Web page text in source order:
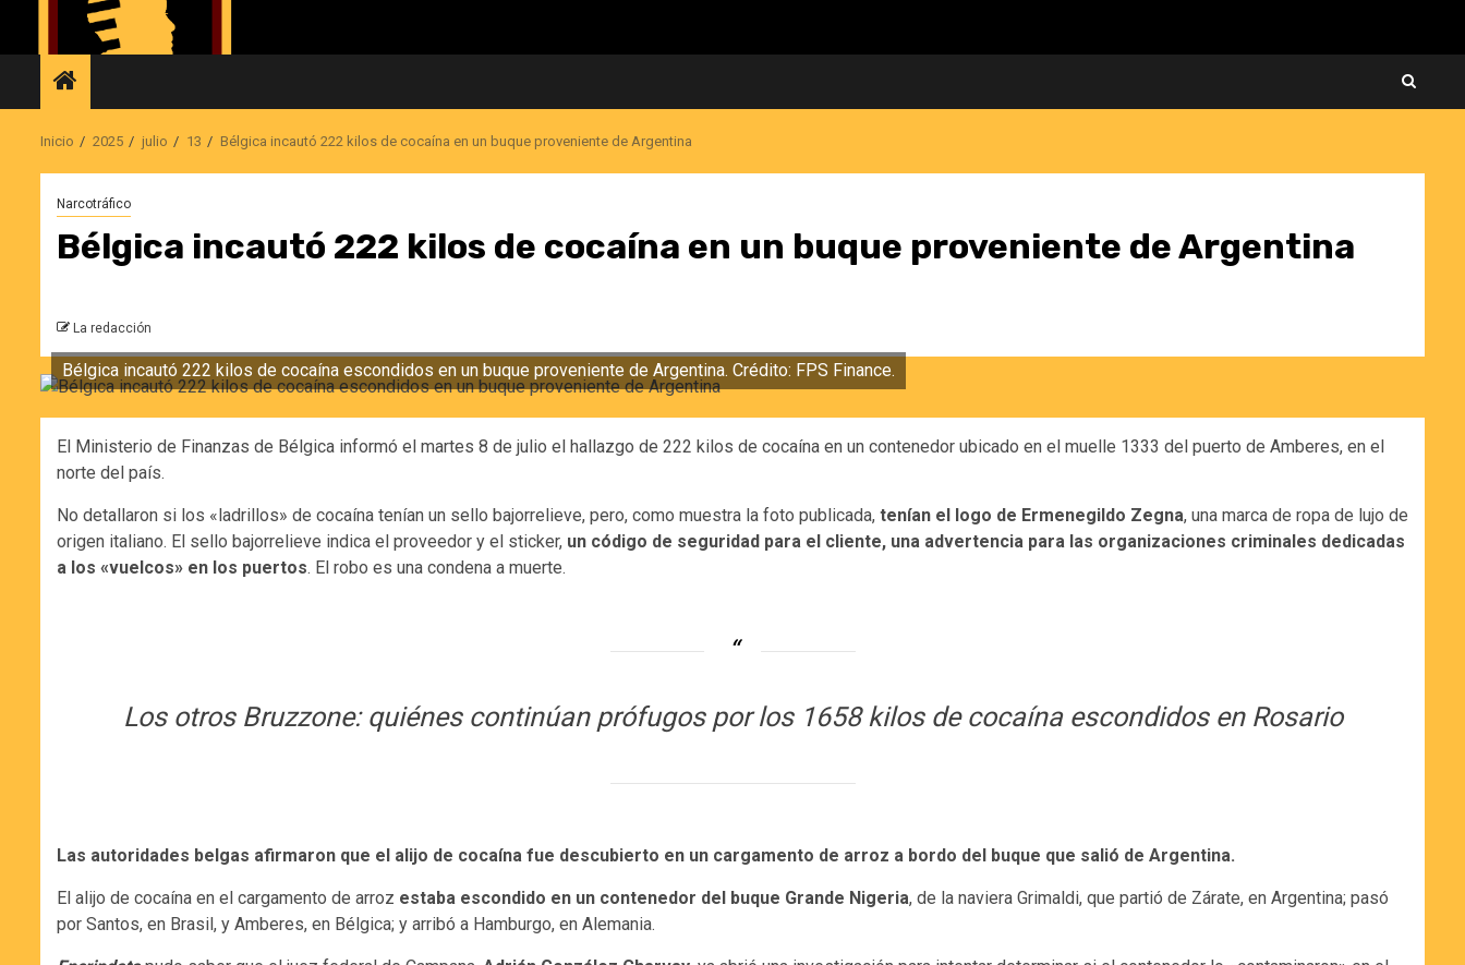
Inicio 2025 julio 13 Bélgica incautó 222 kilos de cocaína en un buque proveniente de Argentina
Narcotráfico
Bélgica incautó 222 kilos de cocaína en un buque proveniente de Argentina
La redacción
Bélgica incautó 222 kilos de cocaína escondidos en un buque proveniente de Argentina. Crédito: FPS Finance.
El Ministerio de Finanzas de Bélgica informó el martes 8 de julio el hallazgo de 222 kilos de cocaína en un contenedor ubicado en el muelle 1333 del puerto de Amberes, en el
norte del país.
No detallaron si los «ladrillos» de cocaína tenían un sello bajorrelieve, pero, como muestra la foto publicada, tenían el logo de Ermenegildo Zegna, una marca de ropa de lujo de
origen italiano. El sello bajorrelieve indica el proveedor y el sticker, un código de seguridad para el cliente, una advertencia para las organizaciones criminales dedicadas
a los «vuelcos» en los puertos. El robo es una condena a muerte.
Los otros Bruzzone: quiénes continúan prófugos por los 1658 kilos de cocaína escondidos en Rosario
Las autoridades belgas afirmaron que el alijo de cocaína fue descubierto en un cargamento de arroz a bordo del buque que salió de Argentina.
El alijo de cocaína en el cargamento de arroz estaba escondido en un contenedor del buque Grande Nigeria, de la naviera Grimaldi, que partió de Zárate, en Argentina; pasó
por Santos, en Brasil, y Amberes, en Bélgica; y arribó a Hamburgo, en Alemania.